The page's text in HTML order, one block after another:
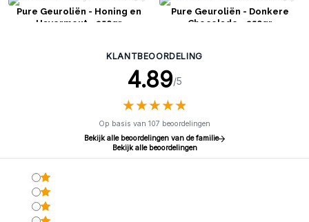
Pure Geuroliën - Honing en
Havermout - 250gr
Pure Geuroliën - Donkere
Chocolade - 250gr
KLANTBEOORDELING
4.89/5
★★★★★
★★★★★
Op basis van 107 beoordelingen
Bekijk alle beoordelingen van de familie
Bekijk alle beoordelingen